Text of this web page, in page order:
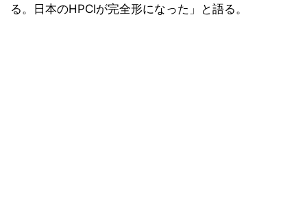
る。日本のHPCIが完全形になった」と語る。